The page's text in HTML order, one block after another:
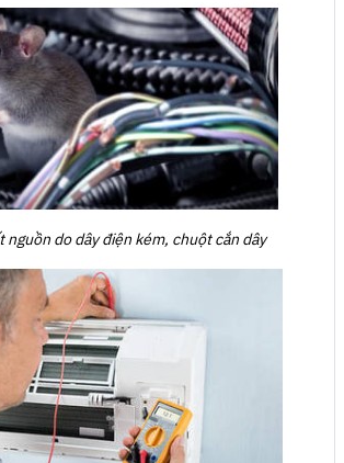
nguồn do dây điện kém, chuột cắn dây